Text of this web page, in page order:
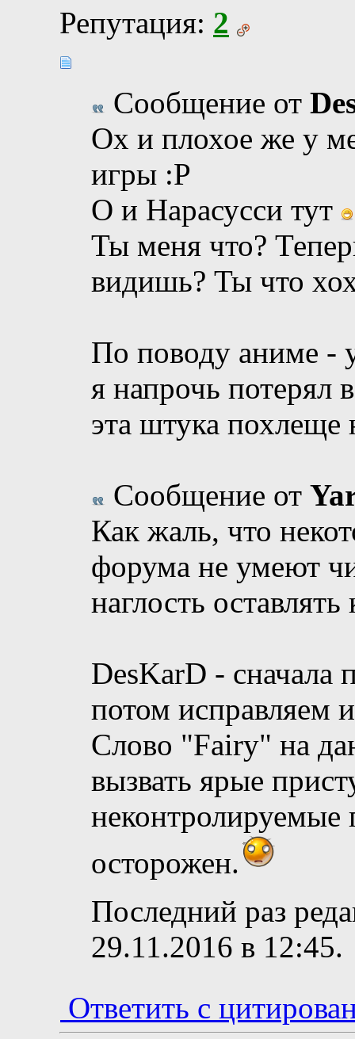
Репутация: 2
Сообщение от
Ох и плохое же у
игры :P
О и Нарасусси тут
Ты меня что?
видишь? Ты что
По поводу аниме -
я напрочь потерял
эта штука похлеще
Сообщение от
Как жаль, что
форума не умеют
наглость
DesKarD -
потом исправляем
Слово "Fairy" на
вызвать ярые
неконтролируемые
осторожен.
Последний раз
29.11.2016 в 12:45.
Ответить с